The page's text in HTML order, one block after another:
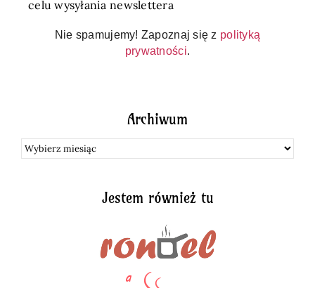
celu wysyłania newslettera
Nie spamujemy! Zapoznaj się z polityką
prywatności.
Archiwum
Archiwum
Jestem również tu